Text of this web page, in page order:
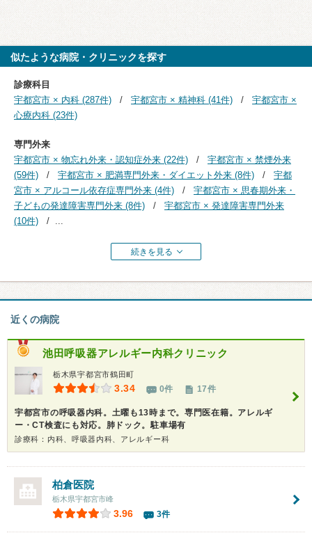
似たような病院・クリニックを探す
診療科目
宇都宮市 × 内科 (287件)
宇都宮市 × 精神科 (41件)
宇都宮市 ×
心療内科 (23件)
専門外来
宇都宮市 × 物忘れ外来・認知症外来 (22件)
宇都宮市 × 禁煙外来
(59件)
宇都宮市 × 肥満専門外来・ダイエット外来 (8件)
宇都
宮市 × アルコール依存症専門外来 (4件)
宇都宮市 × 思春期外来・
子どもの発達障害専門外来 (8件)
宇都宮市 × 発達障害専門外来
(10件)
続きを見る
近くの病院
池田呼吸器アレルギー内科クリニック
栃木県宇都宮市鶴田町
3.34 0件 17件
宇都宮市の呼吸器内科。土曜も13時まで。専門医在籍。アレルギ
ー・CT検査にも対応。肺ドック。駐車場有
診療科：内科、呼吸器内科、アレルギー科
柏倉医院
栃木県宇都宮市峰
3.96 3件